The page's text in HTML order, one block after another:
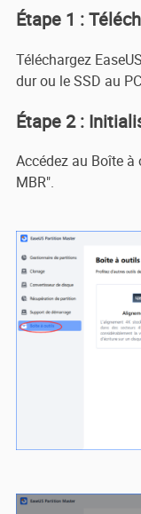
Étape 1 :
Téléchargez
dur ou le SSD au
Étape 2 :
Accédez au Boîte
MBR".